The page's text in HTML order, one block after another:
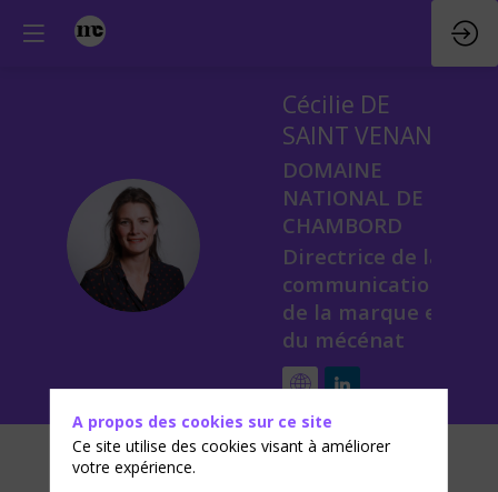
CDSV
Cécilie DE
SAINT VENANT
DOMAINE
NATIONAL DE
CHAMBORD
Directrice de la
communication,
de la marque et
du mécénat
A propos des cookies sur ce site
Ce site utilise des cookies visant à améliorer
votre expérience.